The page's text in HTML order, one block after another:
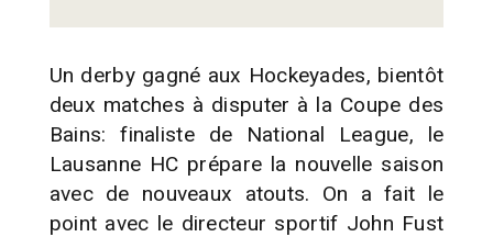
Un derby gagné aux Hockeyades, bientôt
deux matches à disputer à la Coupe des
Bains: finaliste de National League, le
Lausanne HC prépare la nouvelle saison
avec de nouveaux atouts. On a fait le
point avec le directeur sportif John Fust